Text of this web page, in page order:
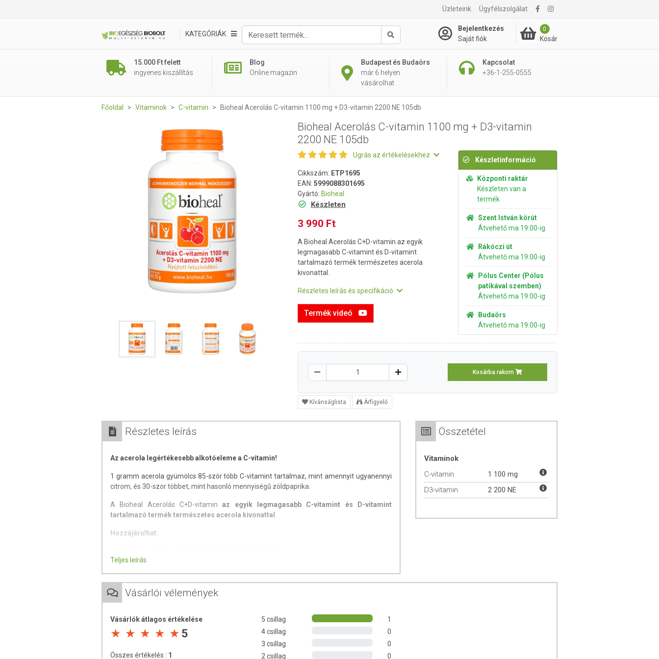
Üzleteink Ügyfélszolgálat
KATEGÓRIÁK
Keresés
Bejelentkezés
Saját fiók
0
Kosár
15.000 Ft felett
ingyenes kiszállítás
Blog
Online magazin
Budapest és Budaörs
már 6 helyen
vásárolhat
Kapcsolat
+36-1-255-0555
3 990 Ft Kosárba rakom
Főoldal Vitaminok C-vitamin Bioheal Acerolás C-vitamin 1100 mg + D3-vitamin 2200 NE 105db
Bioheal Acerolás C-vitamin 1100 mg + D3-vitamin
2200 NE 105db
Ugrás az értékelésekhez
Cikkszám: ETP1695
EAN: 5999088301695
Gyártó: Bioheal
Készleten
3 990 Ft
A Bioheal Acerolás C+D-vitamin az egyik
legmagasabb C-vitamint és D-vitamint
tartalmazó termék természetes acerola
kivonattal.
Részletes leírás és specifikáció
Termék videó
Készletinformáció
Központi raktár
Készleten van a
termék
Szent István körút
Átvehető ma 19:00-ig
Rákóczi út
Átvehető ma 19:00-ig
Pólus Center (Pólus
patikával szemben)
Átvehető ma 19:00-ig
Budaörs
Átvehető ma 19:00-ig
Kosárba rakom
Kívánságlista Árfigyelő
Részletes leírás
Az acerola legértékesebb alkotóeleme a C-vitamin!
1 gramm acerola gyümölcs 85-ször több C-vitamint tartalmaz, mint amennyit ugyanennyi
citrom, és 30-szor többet, mint hasonló mennyiségű zöldpaprika.
A Bioheal Acerolás C+D-vitaminaz egyik legmagasabb C-vitamint és D-vitamint
tartalmazó termék természetes acerola kivonattal
Hozzájárulhat:
- ideális kombinációt jelenthet szervezetünk zavartalan működéséhez
- antioxidáns hatású
- segítheti az érrendszer és az idegrendszer normál működését
Teljes leírás
Összetétel
Vitaminok
C-vitamin
1 100 mg
D3-vitamin
2 200 NE
Vásárlói vélemények
Vásárlók átlagos értékelése
5
Összes értékelés : 1
5 csillag
1
4 csillag
0
3 csillag
0
2 csillag
0